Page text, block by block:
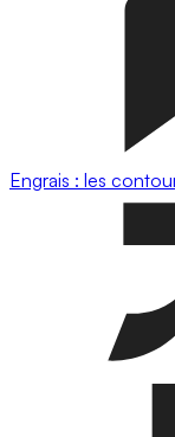
Engrais : les